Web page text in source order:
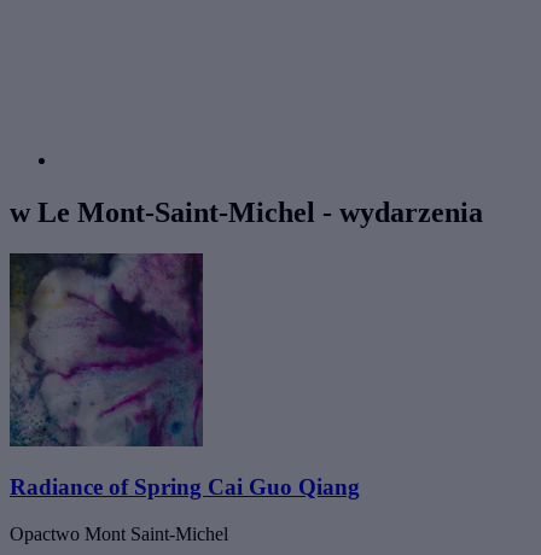
w Le Mont-Saint-Michel - wydarzenia
Radiance of Spring Cai Guo Qiang
Opactwo Mont Saint-Michel